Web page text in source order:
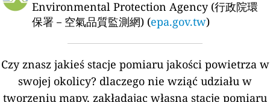
Environmental Protection Agency (行政院環
保署－空氣品質監測網) (epa.gov.tw)
Czy znasz jakieś stacje pomiaru jakości powietrza w
swojej okolicy? dlaczego nie wziąć udziału w
tworzeniu mapy, zakładając własną stację pomiaru